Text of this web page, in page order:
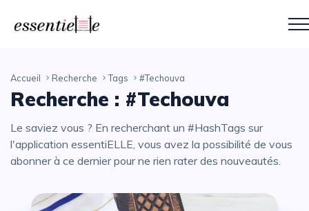
Accueil Recherche Tags #Techouva
Recherche : #Techouva
Le saviez vous ? En recherchant un #HashTags sur
l'application essentiELLE, vous avez la possibilité de vous
abonner à ce dernier pour ne rien rater des nouveautés.